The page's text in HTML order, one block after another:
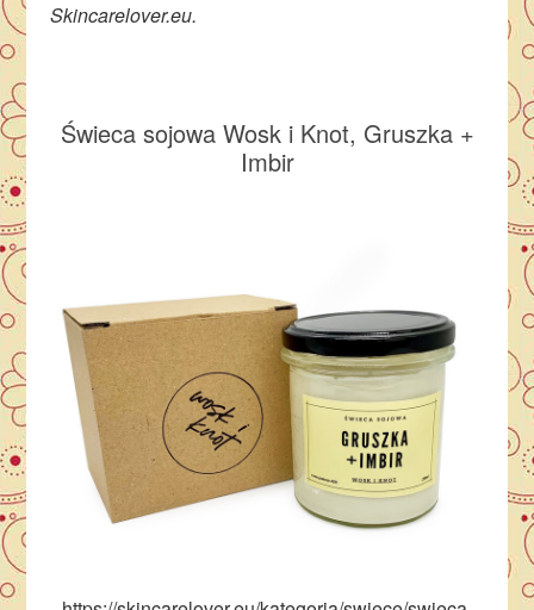
Skincarelover.eu.
Świeca sojowa Wosk i Knot, Gruszka +
Imbir